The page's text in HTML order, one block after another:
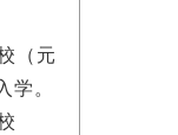
（元
学。